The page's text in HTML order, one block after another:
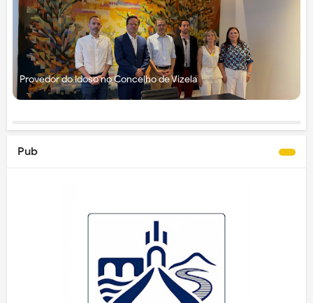
Provedor do Idoso no Concelho de Vizela
Pub